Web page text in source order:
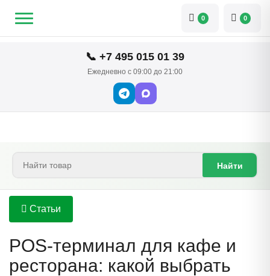
📞 +7 495 015 01 39
Ежедневно с 09:00 до 21:00
0 0
Найти
Статьи
POS-терминал для кафе и
ресторана: какой выбрать